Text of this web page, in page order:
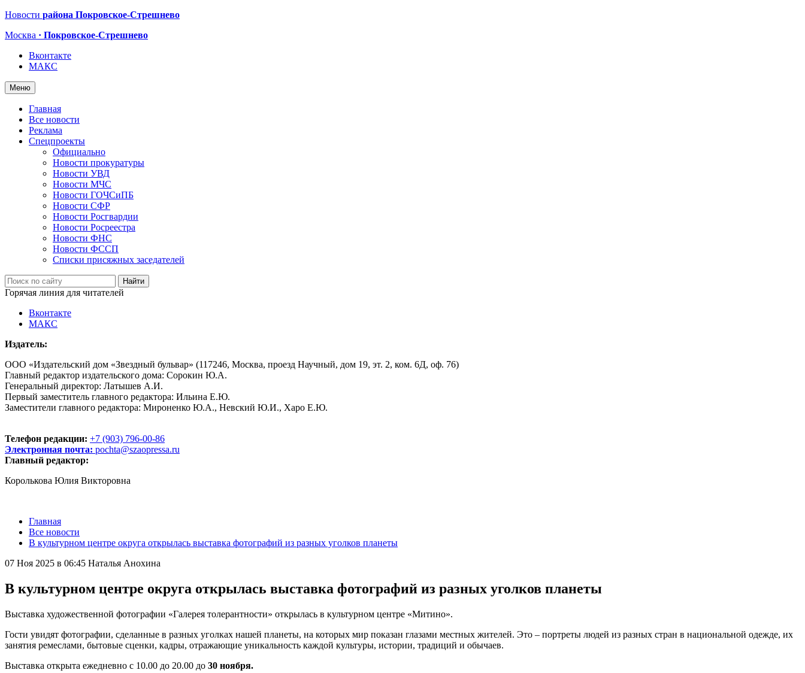
Новости района Покровское-Стрешнево
Москва · Покровское-Стрешнево
Вконтакте
МАКС
Меню
Главная
Все новости
Реклама
Спецпроекты
Официально
Новости прокуратуры
Новости УВД
Новости МЧС
Новости ГОЧСиПБ
Новости СФР
Новости Росгвардии
Новости Росреестра
Новости ФНС
Новости ФССП
Списки присяжных заседателей
Горячая линия для читателей
Вконтакте
МАКС
Издатель:
ООО «Издательский дом «Звездный бульвар» (117246, Москва, проезд Научный, дом 19, эт. 2, ком. 6Д, оф. 76)
Главный редактор издательского дома: Сорокин Ю.А.
Генеральный директор: Латышев А.И.
Первый заместитель главного редактора: Ильина Е.Ю.
Заместители главного редактора: Мироненко Ю.А., Невский Ю.И., Харо Е.Ю.
Телефон редакции: +7 (903) 796-00-86
Электронная почта: pochta@szaopressa.ru
Главный редактор:
Королькова Юлия Викторовна
Главная
Все новости
В культурном центре округа открылась выставка фотографий из разных уголков планеты
07 Ноя 2025 в 06:45 Наталья Анохина
В культурном центре округа открылась выставка фотографий из разных уголков планеты
Выставка художественной фотографии «Галерея толерантности» открылась в культурном центре «Митино».
Гости увидят фотографии, сделанные в разных уголках нашей планеты, на которых мир показан глазами местных жителей. Это – портреты людей из разных стран в национальной одежде, их
занятия ремеслами, бытовые сценки, кадры, отражающие уникальность каждой культуры, истории, традиций и обычаев.
Выставка открыта ежедневно с 10.00 до 20.00 до 30 ноября.